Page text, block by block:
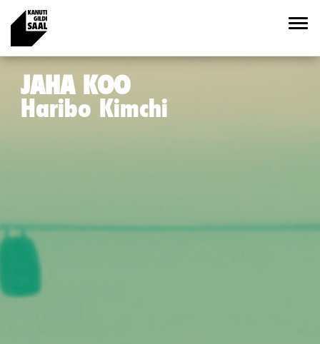
JAHA KOO
Haribo Kimchi
Previous